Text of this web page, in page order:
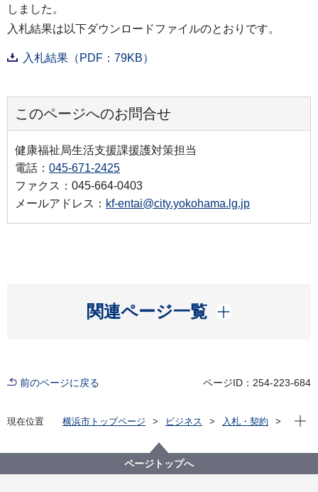
しました。
入札結果は以下ダウンロードファイルのとおりです。
入札結果（PDF：79KB）
このページへのお問合せ
健康福祉局生活支援課援護対策担当
電話： 045-671-2425
ファクス：045-664-0403
メールアドレス： kf-entai@city.yokohama.lg.jp
関連ページ一覧
開く
前のページに戻る ページID：254-223-684
現在位置 横浜市トップページ ビジネス
入札・契約
【終了しました】横浜市寿生活館３階女性子供室置床
改修委託に係る公募型指名競争入札の実施について
現在
ページトップへ